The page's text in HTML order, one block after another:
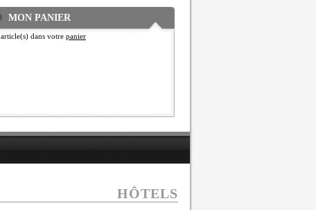
MON PANIER
article(s) dans votre panier
HÔTELS